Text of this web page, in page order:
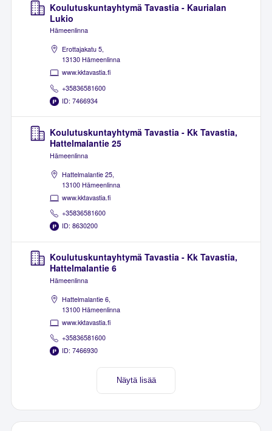
Koulutuskuntayhtymä Tavastia - Kaurialan
Lukio
Hämeenlinna
Erottajakatu 5,
13130 Hämeenlinna
www.kktavastia.fi
+35836581600
ID: 7466934
Koulutuskuntayhtymä Tavastia - Kk Tavastia,
Hattelmalantie 25
Hämeenlinna
Hattelmalantie 25,
13100 Hämeenlinna
www.kktavastia.fi
+35836581600
ID: 8630200
Koulutuskuntayhtymä Tavastia - Kk Tavastia,
Hattelmalantie 6
Hämeenlinna
Hattelmalantie 6,
13100 Hämeenlinna
www.kktavastia.fi
+35836581600
ID: 7466930
Näytä lisää